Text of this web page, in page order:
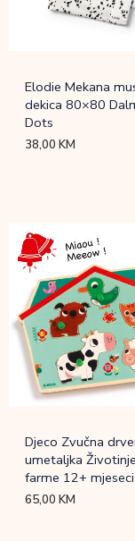
Elodie Mekana
dekica 80×80
Dots
38,00KM
Djeco Zvučna
umetaljka
farme 12+ mjeseci
65,00KM